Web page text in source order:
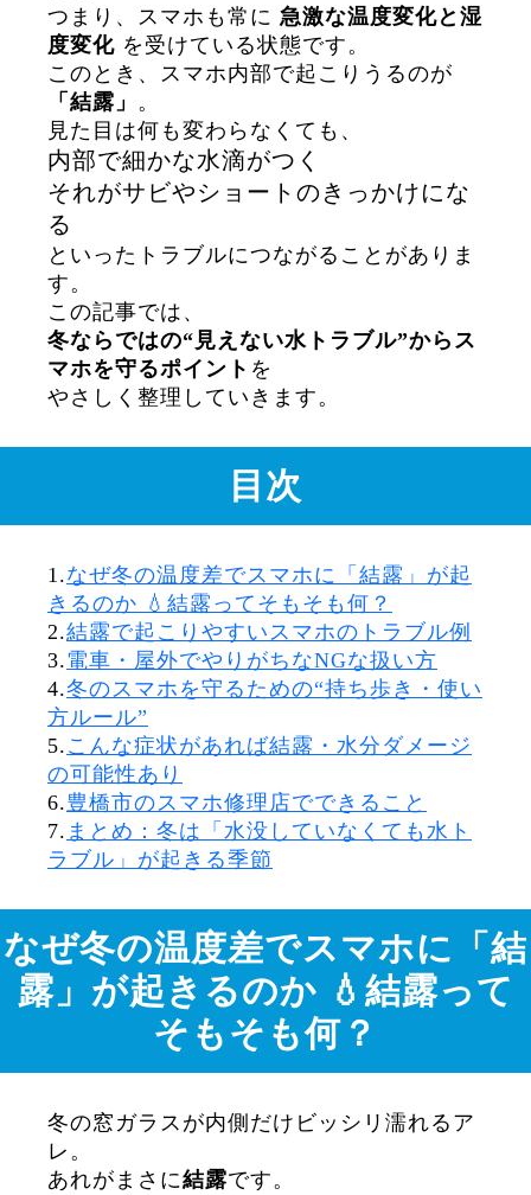
つまり、スマホも常に 急激な温度変化と湿
度変化 を受けている状態です。
このとき、スマホ内部で起こりうるのが
「結露」 。
見た目は何も変わらなくても、
内部で細かな水滴がつく
それがサビやショートのきっかけにな
る
といったトラブルにつながることがありま
す。
この記事では、
冬ならではの“見えない水トラブル”からス
マホを守るポイント を
やさしく整理していきます。
目次
1.なぜ冬の温度差でスマホに「結露」が起
きるのか 💧結露ってそもそも何？
2.結露で起こりやすいスマホのトラブル例
3.電車・屋外でやりがちなNGな扱い方
4.冬のスマホを守るための“持ち歩き・使い
方ルール”
5. こんな症状があれば結露・水分ダメージ
の可能性あり
6.豊橋市のスマホ修理店でできること
7. まとめ：冬は「水没していなくても水ト
ラブル」が起きる季節
なぜ冬の温度差でスマホに「結
露」が起きるのか 💧結露って
そもそも何？
冬の窓ガラスが内側だけビッシリ濡れるア
レ。
あれがまさに結露です。